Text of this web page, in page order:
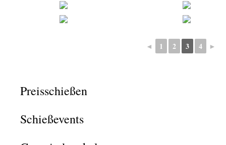
◄ 1 2 3 4 ►
Preisschießen
Schießevents